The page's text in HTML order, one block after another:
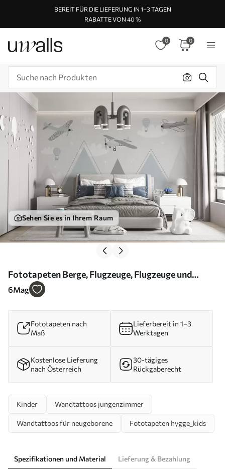
BEREIT FÜR DIE LIEFERUNG IN 1–3 TAGEN
RABATTE VON 40 %
0 0
Sehen Sie es in Ihrem Raum
Fototapeten Berge, Flugzeuge, Flugzeuge und
Sterne im skandinavischen Stil N° u95044
6Mag
Fototapeten nach
Maß
Lieferbereit in 1–3
Werktagen
Kostenlose Lieferung
nach Österreich
30-tägiges
Rückgaberecht
Kinder Wandtattoos jungenzimmer
Wandtattoos für neugeborene Fototapeten hygge_kids
Spezifikationen und Material
Lieferung & Bezahlung